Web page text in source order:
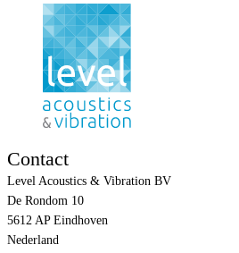
Contact
Level Acoustics & Vibration BV
De Rondom 10
5612 AP Eindhoven
Nederland